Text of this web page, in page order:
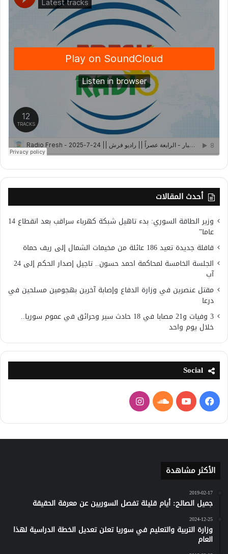
أحدث المقالات
وزير الطاقة السوري: بدء تاهيل شبكة كهرباء سراقب بعد انقطاع 14
عاما”
قافلة جديدة تعيد 186 عائلة من مخيمات الشمال إلى ريف حماة
الجلسة الخامسة لمحاكمة احمد حسون.. تاجيل إصدار الحكم إلى 24
آب
مقتل عنصرين في وزارة الدفاع وإصابة آخرين بهجومين مسلحين في
درعا
3 وفيات و21 مصابا في 18 حادث سير وحرائق في عموم سوريا..
خلال يوم واحد
Social
فيسبوكيوتيوبساوند
كلاود
انستقرام
الأكثر مشاهدة
2019-02-17
جميل الصالح: أيام قليلة تفصل السوريين عن معرفة الحقيقة
2024-12-25
وزارة التربية والتعليم في سوريا تعلن تعديل الخطة الدراسية لهذا
العام